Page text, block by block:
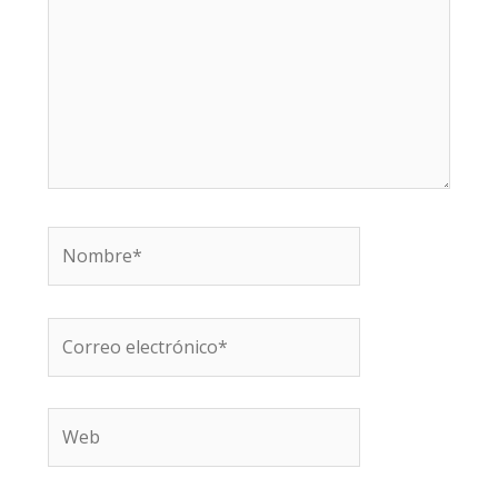
electrónico*